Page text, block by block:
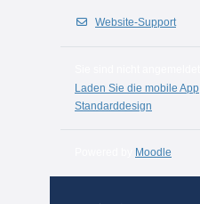
Website-Support
Laden Sie die mobile App
Standarddesign
Moodle